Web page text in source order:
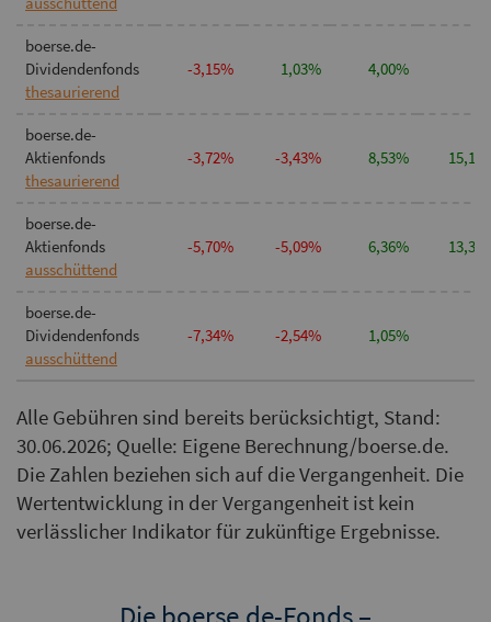
boerse.de-
Dividendenfonds
thesaurierend
-3,15% 1,03% 4,00%
boerse.de-
Aktienfonds
thesaurierend
-3,72% -3,43% 8,53%
boerse.de-
Aktienfonds
ausschüttend
-5,70% -5,09% 6,36%
boerse.de-
Dividendenfonds
ausschüttend
-7,34% -2,54% 1,05%
Alle Gebühren sind bereits berücksichtigt, Stand:
30.06.2026; Quelle: Eigene Berechnung/boerse.de.
Die Zahlen beziehen sich auf die Vergangenheit. Die
Wertentwicklung in der Vergangenheit ist kein
verlässlicher Indikator für zukünftige Ergebnisse.